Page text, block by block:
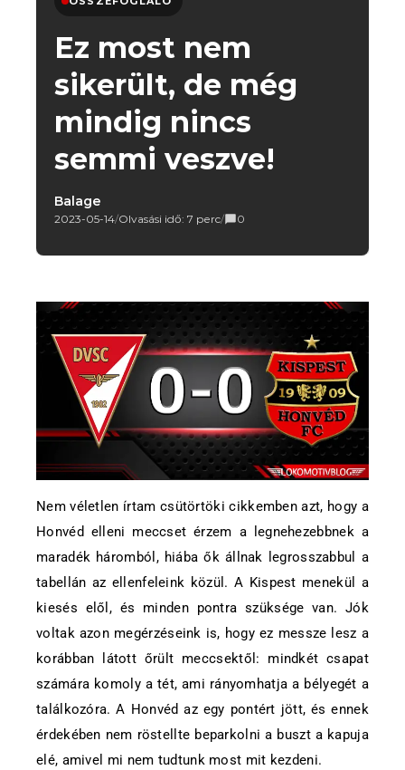
Ez most nem
sikerült, de még
mindig nincs
semmi veszve!
Balage
2023-05-14/Olvasási idő: 7 perc/ 0
Nem véletlen írtam csütörtöki cikkemben azt, hogy a
Honvéd elleni meccset érzem a legnehezebbnek a
maradék háromból, hiába ők állnak legrosszabbul a
tabellán az ellenfeleink közül. A Kispest menekül a
kiesés elől, és minden pontra szüksége van. Jók
voltak azon megérzéseink is, hogy ez messze lesz a
korábban látott őrült meccsektől: mindkét csapat
számára komoly a tét, ami rányomhatja a bélyegét a
találkozóra. A Honvéd az egy pontért jött, és ennek
érdekében nem röstellte beparkolni a buszt a kapuja
elé, amivel mi nem tudtunk most mit kezdeni.